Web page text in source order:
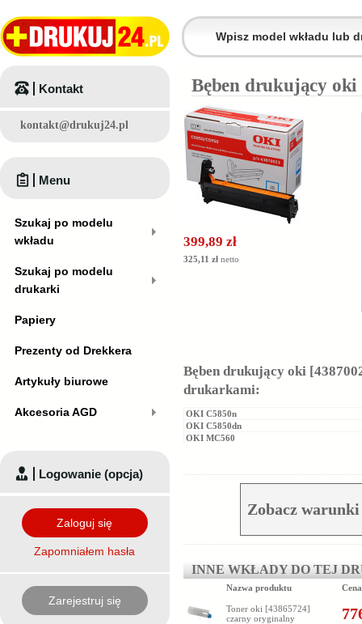
Bęben drukujący
399,89 zł
325,11 zł netto
Bęben drukujący oki
drukarkami:
OKI C5850n
OKI C5850dn
OKI MC560
Zobacz
INNE WKŁADY DO TEJ
Nazwa produktu Cena
Toner oki [43865724]
czarny oryginalny
Kontakt
kontakt@drukuj24.pl
Menu
Szukaj po modelu
wkładu
Szukaj po modelu
drukarki
Papiery
Prezenty od Drekkera
Artykuły biurowe
Akcesoria AGD
Logowanie (opcja)
Zaloguj się
Zapomniałem hasła
Zarejestruj się